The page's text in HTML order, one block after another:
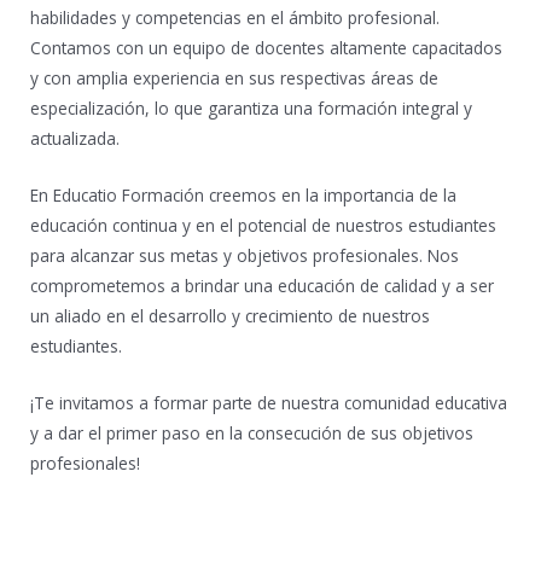
habilidades y competencias en el ámbito profesional.
Contamos con un equipo de docentes altamente capacitados
y con amplia experiencia en sus respectivas áreas de
especialización, lo que garantiza una formación integral y
actualizada.
En Educatio Formación creemos en la importancia de la
educación continua y en el potencial de nuestros estudiantes
para alcanzar sus metas y objetivos profesionales. Nos
comprometemos a brindar una educación de calidad y a ser
un aliado en el desarrollo y crecimiento de nuestros
estudiantes.
¡Te invitamos a formar parte de nuestra comunidad educativa
y a dar el primer paso en la consecución de sus objetivos
profesionales!